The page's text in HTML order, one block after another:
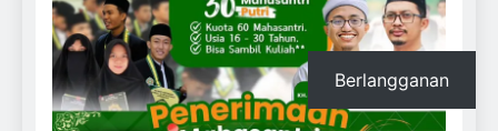
Berlangganan